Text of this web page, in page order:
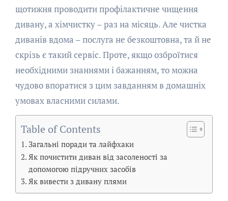
щотижня проводити профілактичне чищення
дивану, а хімчистку – раз на місяць. Але чистка
диванів вдома – послуга не безкоштовна, та й не
скрізь є такий сервіс. Проте, якщо озброїтися
необхідними знаннями і бажанням, то можна
чудово впоратися з цим завданням в домашніх
умовах власними силами.
Table of Contents
Загальні поради та лайфхаки
Як почистити диван від засоленості за
допомогою підручних засобів
Як вивести з дивану плями